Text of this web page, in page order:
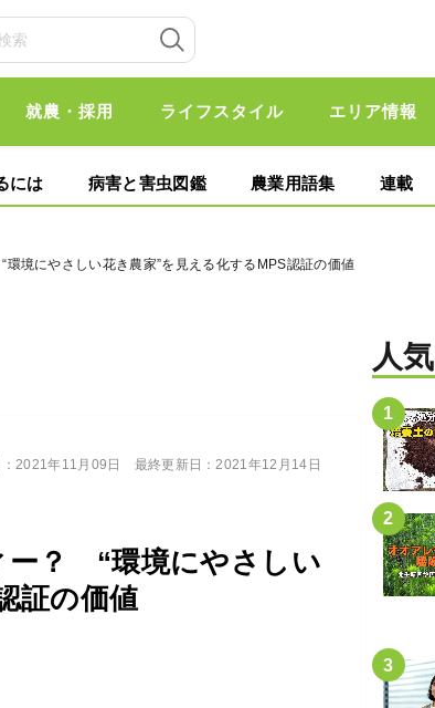
就農・採用 ライフスタイル エリア情報
には 病害と害虫図鑑 農業用語集 連載
境にやさしい花き農家”を見える化するMPS認証の価値
ー？ “環境にやさしい
証の価値
2021年11月09日 最終更新日：2021年12月14日
人